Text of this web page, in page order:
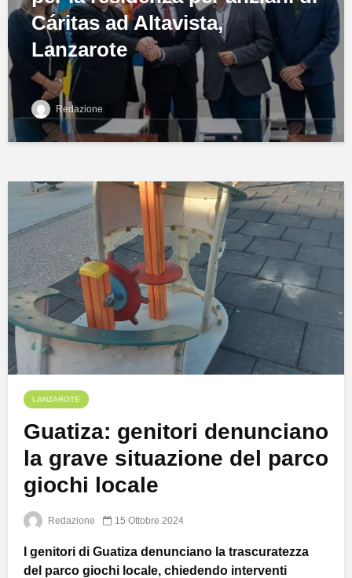
Cáritas ad Altavista,
Lanzarote
Redazione
LANZAROTE
Guatiza: genitori denunciano
la grave situazione del parco
giochi locale
Redazione 15 Ottobre 2024
I genitori di Guatiza denunciano la trascuratezza
del parco giochi locale, chiedendo interventi